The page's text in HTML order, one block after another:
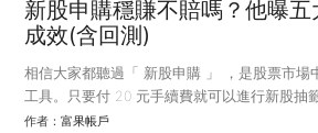
新股申購穩賺不賠嗎？他曝
成效(含回測)
相信大家都聽過「 新股申購 」 ，是股票市場
工具。只要付 20 元手續費就可以進行新股抽
費，但若幸運抽到，動輒都可能有雙位數以上
作者： 富果帳戶